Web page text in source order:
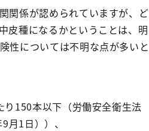
関係が認められていますが、ど
皮種になるかということは、明
性については不明な点が多いと
150本以下（労働安全衛生法
1日））、